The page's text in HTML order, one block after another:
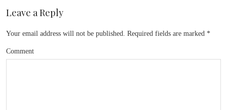
Leave a Reply
Your email address will not be published. Required fields are marked *
Comment